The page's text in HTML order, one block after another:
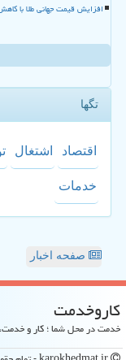
افزایش قیمت جهانی طلا با
تگها
اقتصاد اشتغال
خدمات
صفحه اخبار
كاروخدمت
خدمت در محل شما ؛ کار و